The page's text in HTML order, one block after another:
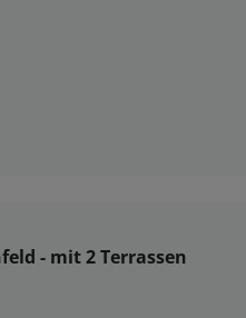
- mit 2 Terrassen